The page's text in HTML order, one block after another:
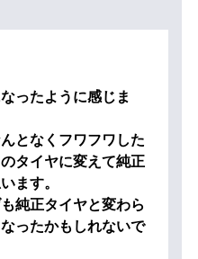
ったように感じま
となくフワフワした
タイヤに変えて純正
ます。
純正タイヤと変わら
ったかもしれないで